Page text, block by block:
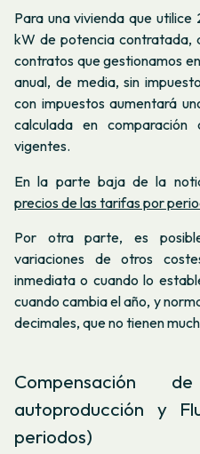
Para una vivienda que
kW de potencia contratada,
contratos que gestionamos
anual, de media, sin
con impuestos aumentará
calculada en
vigentes.
En la parte baja de la
precios de las tarifas por
Por otra parte, es
variaciones de otros
inmediata o cuando lo
cuando cambia el año, y
decimales, que no tienen
Compensación
autoproducción y
periodos)